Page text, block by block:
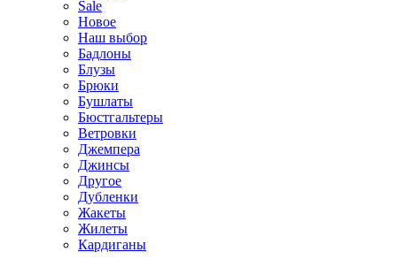
Sale
Новое
Наш выбор
Бадлоны
Блузы
Брюки
Бушлаты
Бюстгальтеры
Ветровки
Джемпера
Джинсы
Другое
Дубленки
Жакеты
Жилеты
Кардиганы